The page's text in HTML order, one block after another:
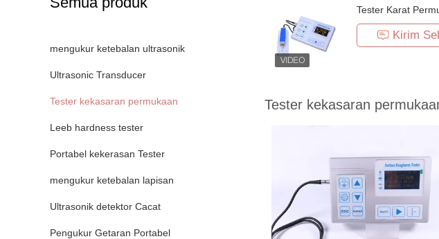
mengukur ketebalan ultrasonik
Ultrasonic Transducer
Tester kekasaran permukaan
Leeb hardness tester
Portabel kekerasan Tester
mengukur ketebalan lapisan
Ultrasonik detektor Cacat
Pengukur Getaran Portabel
Tester Karat
Kirim
Tester kekasaran